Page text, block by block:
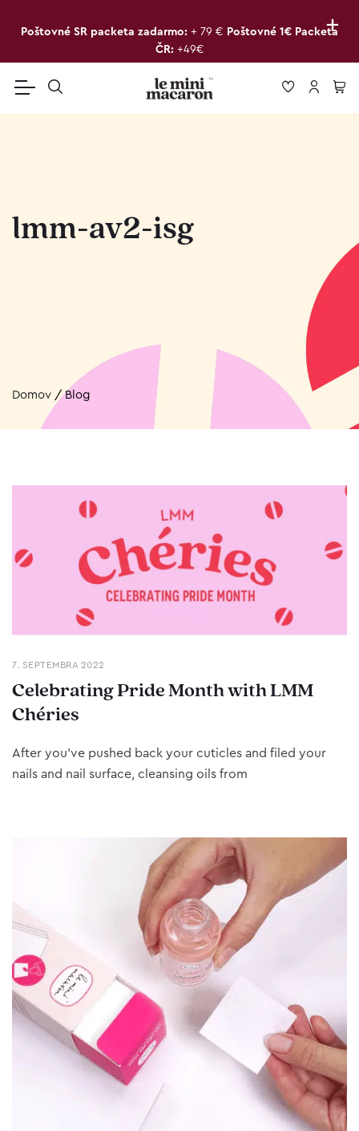
+
Poštovné SR packeta zadarmo: + 79 € Poštovné 1€ Packeta
ČR: +49€
lmm-av2-isg
Domov /Blog
7. SEPTEMBRA 2022
Celebrating Pride Month with LMM
Chéries
After you’ve pushed back your cuticles and filed your
nails and nail surface, cleansing oils from